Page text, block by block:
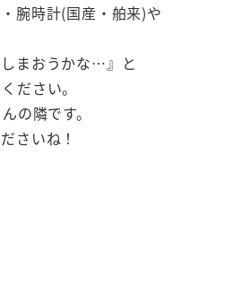
腕時計(国産・舶来)や
まおうかな…』と
ださい。
の隣です。
さいね！